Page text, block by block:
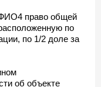
право общей
по
по 1/2 доле за
об объекте